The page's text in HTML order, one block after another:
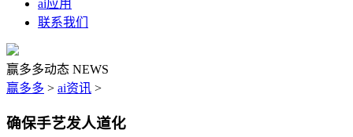
ai应用
联系我们
赢多多动态 NEWS
赢多多 > ai资讯 >
确保手艺发人道化